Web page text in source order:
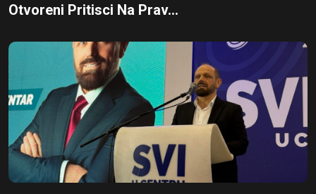
Otvoreni Pritisci Na Prav...